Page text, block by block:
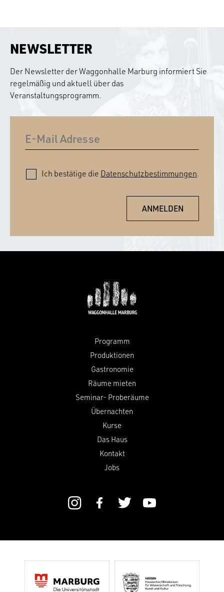
NEWSLETTER
Der Newsletter der Waggonhalle Marburg informiert Sie
regelmäßig und aktuell über das
Veranstaltungsprogramm.
Ich bestätige die Datenschutzbestimmungen.
Programm
Produktionen
Gastronomie
Räume mieten
Seminar- Proberäume
Übernachten
Kurse
Das Haus
Kontakt
Jobs